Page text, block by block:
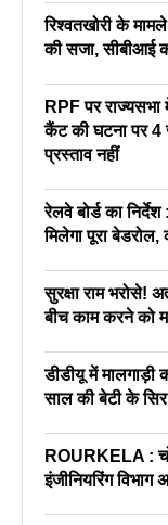
रिश्वतखोरी के
की सजा, सीबीआई
RPF पर
कैंट की घटना पर 4
प्रस्ताव नहीं
रेलवे बोर्ड का
मिलेगा पूरा
सुरक्षा राम भरोसे!
बीच काम करने को
डीडीयू में
साल की बेटी के सिर
ROURKELA :
इंजीनियरिंग विभाग